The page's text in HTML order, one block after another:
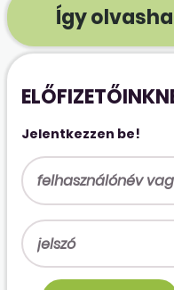
Így
Jelentkezzen be!